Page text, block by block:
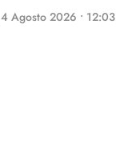
4 Agosto 2026 • 12:03